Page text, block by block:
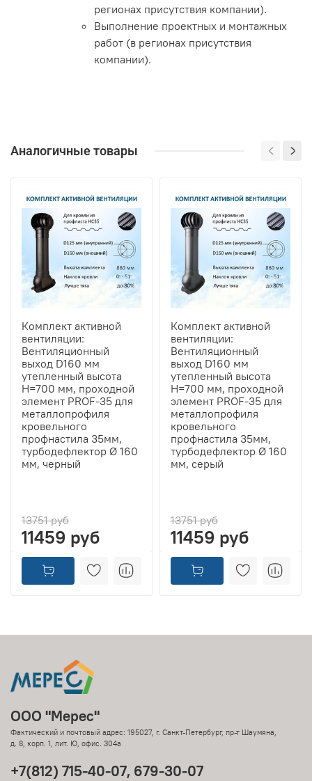
регионах присутствия компании).
Выполнение проектных и монтажных
работ (в регионах присутствия
компании).
Аналогичные товары
Комплект активной
вентиляции:
Вентиляционный
выход D160 мм
утепленный высота
H=700 мм, проходной
элемент PROF-35 для
металлопрофиля
кровельного
профнастила 35мм,
турбодефлектор Ø 160
мм, черный
13751 руб
11459 руб
Комплект активной
вентиляции:
Вентиляционный
выход D160 мм
утепленный высота
H=700 мм, проходной
элемент PROF-35 для
металлопрофиля
кровельного
профнастила 35мм,
турбодефлектор Ø 160
мм, серый
13751 руб
11459 руб
ООО "Мерес"
Фактический и почтовый адрес: 195027, г. Санкт-Петербург, пр-т Шаумяна,
д. 8, корп. 1, лит. Ю, офис. 304а
+7(812) 715-40-07, 679-30-07